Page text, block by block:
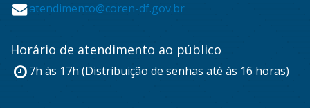
atendimento@coren-df.gov.br
Horário de atendimento ao público
7h às 17h (Distribuição de senhas até às 16 horas)